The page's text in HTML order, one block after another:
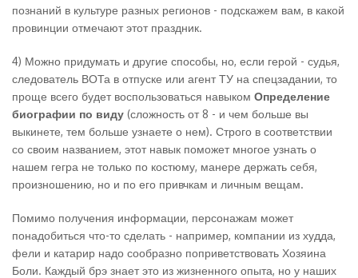
познаний в культуре разных регионов - подскажем вам, в какой
провинции отмечают этот праздник.
4) Можно придумать и другие способы, но, если герой - судья,
следователь ВОТа в отпуске или агент ТУ на спецзадании, то
проще всего будет воспользоваться навыком Определение
биографии по виду (сложность от 8 - и чем больше вы
выкинете, тем больше узнаете о нем). Строго в соответствии
со своим названием, этот навык поможет многое узнать о
нашем гегра не только по костюму, манере держать себя,
произношению, но и по его привчкам и личным вещам.
Помимо получения информации, персонажам может
понадобиться что-то сделать - например, компании из худда,
фели и катарир надо сообразно поприветствовать Хозяина
Боли. Каждый брэ знает это из жизненного опыта, но у наших